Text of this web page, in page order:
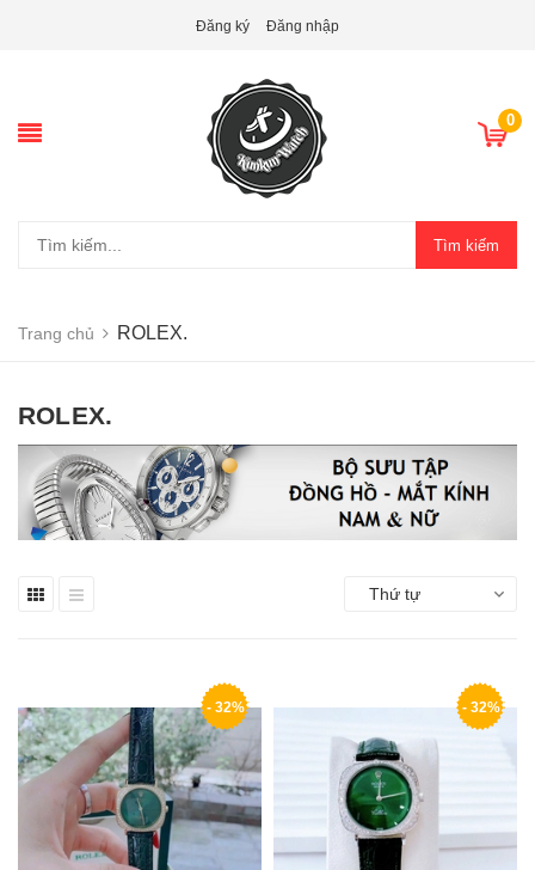
Đăng ký Đăng nhập
0
Tìm kiếm
Trang chủ ROLEX.
ROLEX.
Thứ tự
- 32% - 32%